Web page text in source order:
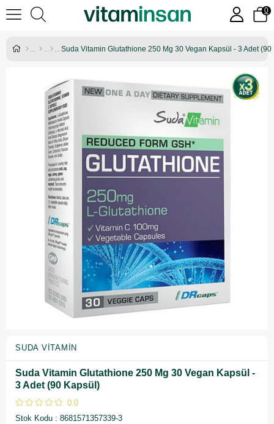
0
Suda Vitamin Glutathione 250 Mg 30 Vegan Kapsül - 3 Adet (90
SUDA VITAMIN
Suda Vitamin Glutathione 250 Mg 30 Vegan Kapsül -
3 Adet (90 Kapsül)
0.0
Stok Kodu
8681571357339-3